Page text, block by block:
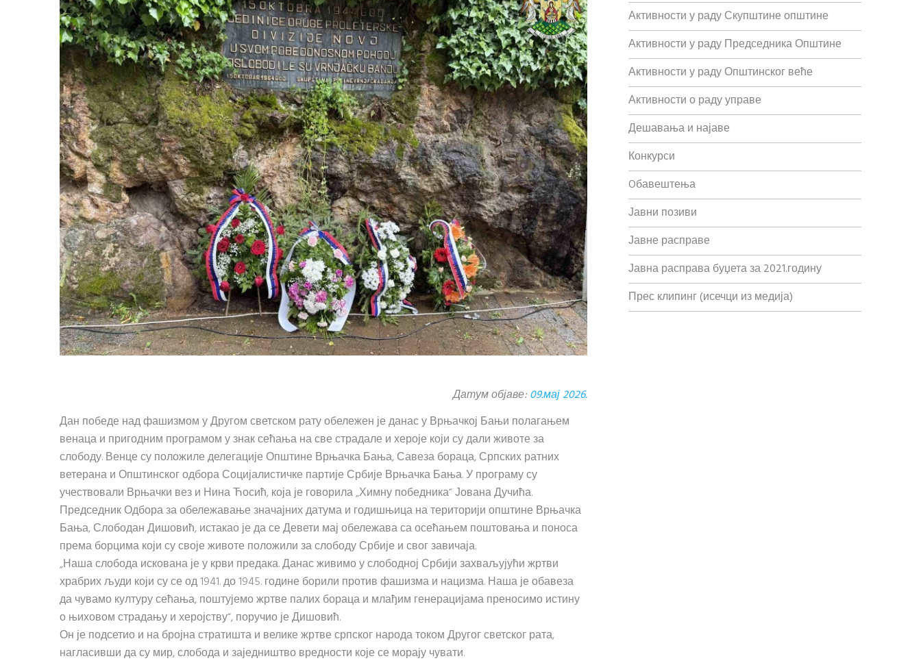
Датум објаве:09.мај 2026.
Дан победе над фашизмом у Другом светском рату обележен је данас у Врњачкој Бањи полагањем
венаца и пригодним програмом у знак сећања на све страдале и хероје који су дали животе за
слободу. Венце су положиле делегације Општине Врњачка Бања, Савеза бораца, Српских ратних
ветерана и Општинског одбора Социјалистичке партије Србије Врњачка Бања. У програму су
учествовали Врњачки вез и Нина Ћосић, која је говорила „Химну победника“ Јована Дучића.
Председник Одбора за обележавање значајних датума и годишњица на територији општине Врњачка
Бања, Слободан Дишовић, истакао је да се Девети мај обележава са осећањем поштовања и поноса
према борцима који су своје животе положили за слободу Србије и свог завичаја.
„Наша слобода искована је у крви предака. Данас живимо у слободној Србији захваљујући жртви
храбрих људи који су се од 1941. до 1945. године борили против фашизма и нацизма. Наша је обавеза
да чувамо културу сећања, поштујемо жртве палих бораца и млађим генерацијама преносимо истину
о њиховом страдању и херојству“, поручио је Дишовић.
Он је подсетио и на бројна стратишта и велике жртве српског народа током Другог светског рата,
нагласивши да су мир, слобода и заједништво вредности које се морају чувати.
Активности у раду Скупштине општине
Активности у раду Председника Општине
Активности у раду Општинског веће
Активности о раду управе
Дешавања и најаве
Конкурси
Oбавештења
Јавни позиви
Јавне расправе
Јавна расправа буџета за 2021.годину
Прес клипинг (исечци из медија)